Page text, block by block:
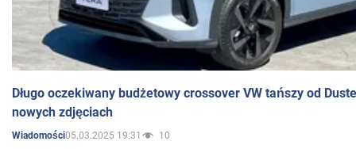
Długo oczekiwany budżetowy crossover VW tańszy od
nowych zdjęciach
Wiadomości05.03.2025 19:31 10